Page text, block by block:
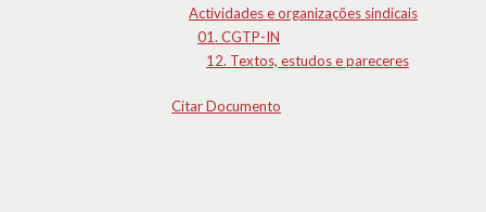
Actividades e organizações sindicais
01. CGTP-IN
12. Textos, estudos e pareceres
Citar Documento